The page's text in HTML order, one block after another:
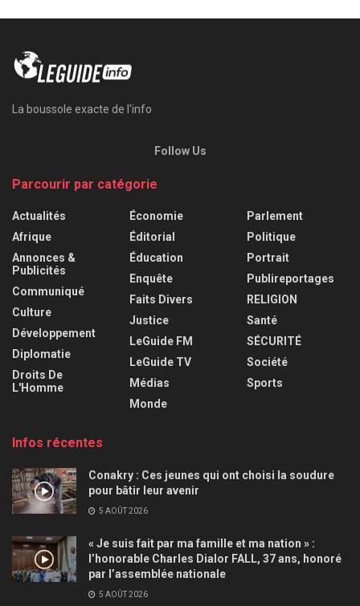
La boussole exacte de l'info
Follow Us
Parcourir par catégorie
Actualités
Afrique
Annonces &
Publicités
Communiqué
Culture
Développement
Diplomatie
Droits De
L'Homme
Économie
Éditorial
Éducation
Enquête
Faits Divers
Justice
LeGuide FM
LeGuide TV
Médias
Monde
Parlement
Politique
Portrait
Publireportages
RELIGION
Santé
SÉCURITÉ
Société
Sports
Infos récentes
Conakry : Ces jeunes qui ont choisi la soudure
pour bâtir leur avenir
5 AOÛT 2026
« Je suis fait par ma famille et ma nation » :
l’honorable Charles Dialor FALL, 37 ans, honoré
par l’assemblée nationale
5 AOÛT 2026